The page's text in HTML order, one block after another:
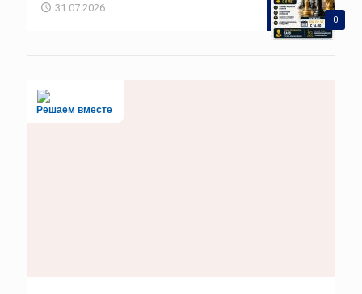
0
31.07.2026
Решаем вместе